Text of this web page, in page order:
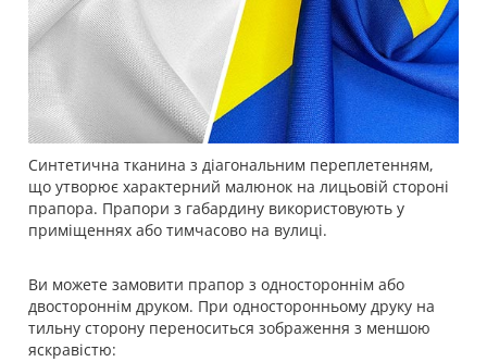
Синтетична тканина з діагональним переплетенням,
що утворює характерний малюнок на лицьовій стороні
прапора. Прапори з габардину використовують у
приміщеннях або тимчасово на вулиці.
Ви можете замовити прапор з одностороннім або
двостороннім друком. При односторонньому друку на
тильну сторону переноситься зображення з меншою
яскравістю: